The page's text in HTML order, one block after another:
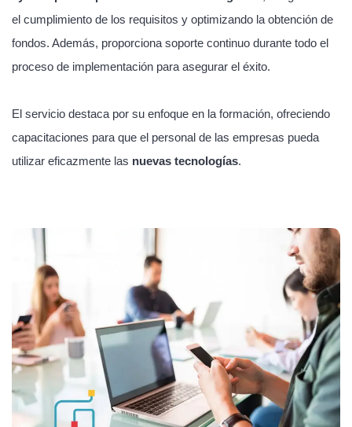
el cumplimiento de los requisitos y optimizando la obtención de
fondos. Además, proporciona soporte continuo durante todo el
proceso de implementación para asegurar el éxito.
El servicio destaca por su enfoque en la formación, ofreciendo
capacitaciones para que el personal de las empresas pueda
utilizar eficazmente las nuevas tecnologías.